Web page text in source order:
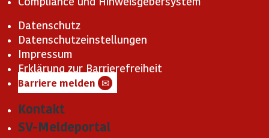
Datenschutz
Datenschutzeinstellungen
Impressum
Erklärung zur Barrierefreiheit
Barriere melden ✉
Kontakt
SV-Meldeportal